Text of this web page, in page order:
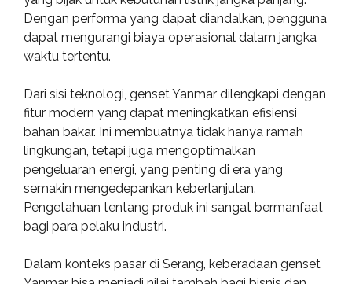
Dengan performa yang dapat diandalkan, pengguna
dapat mengurangi biaya operasional dalam jangka
waktu tertentu.
Dari sisi teknologi, genset Yanmar dilengkapi dengan
fitur modern yang dapat meningkatkan efisiensi
bahan bakar. Ini membuatnya tidak hanya ramah
lingkungan, tetapi juga mengoptimalkan
pengeluaran energi, yang penting di era yang
semakin mengedepankan keberlanjutan.
Pengetahuan tentang produk ini sangat bermanfaat
bagi para pelaku industri.
Dalam konteks pasar di Serang, keberadaan genset